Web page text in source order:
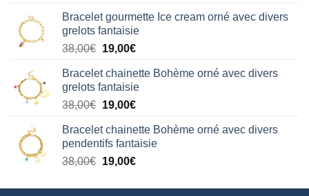
initial
était :
38,00€.
actuel
est :
19,00€.
Bracelet gourmette Ice cream orné avec divers
grelots fantaisie
38,00€ Le
initial
était :
38,00€.
19,00€Le
actuel
est :
19,00€.
Bracelet chainette Bohème orné avec divers
grelots fantaisie
38,00€ Le
initial
était :
38,00€.
19,00€Le
actuel
est :
19,00€.
Bracelet chainette Bohème orné avec divers
pendentifs fantaisie
38,00€ Le
initial
19,00€Le
actuel